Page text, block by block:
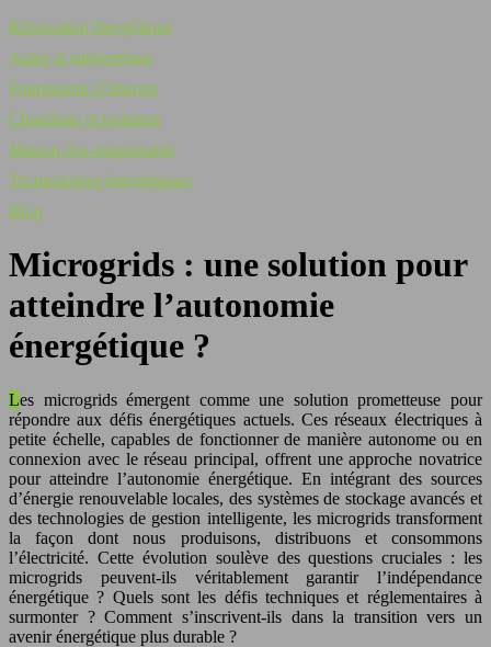
Rénovation énergétique
Aides et subventions
Fournisseur d’énergie
Chauffage et isolation
Maison éco-responsable
Technologies énergétiques
Blog
Microgrids : une solution pour
atteindre l’autonomie
énergétique ?
Les microgrids émergent comme une solution prometteuse pour
répondre aux défis énergétiques actuels. Ces réseaux électriques à
petite échelle, capables de fonctionner de manière autonome ou en
connexion avec le réseau principal, offrent une approche novatrice
pour atteindre l’autonomie énergétique. En intégrant des sources
d’énergie renouvelable locales, des systèmes de stockage avancés et
des technologies de gestion intelligente, les microgrids transforment
la façon dont nous produisons, distribuons et consommons
l’électricité. Cette évolution soulève des questions cruciales : les
microgrids peuvent-ils véritablement garantir l’indépendance
énergétique ? Quels sont les défis techniques et réglementaires à
surmonter ? Comment s’inscrivent-ils dans la transition vers un
avenir énergétique plus durable ?